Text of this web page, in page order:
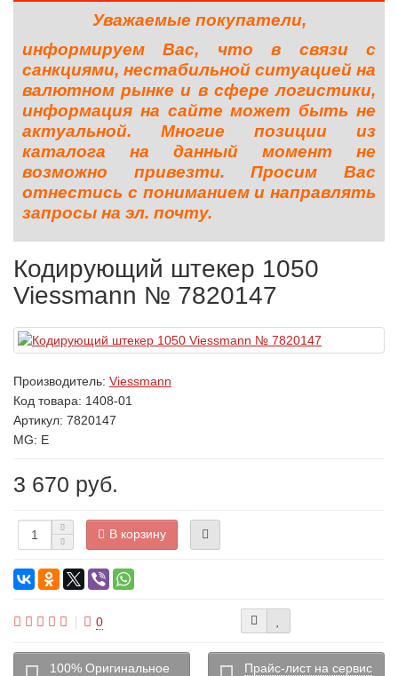
Уважаемые покупатели,
информируем Вас, что в связи с
санкциями, нестабильной ситуацией на
валютном рынке и в сфере логистики,
информация на сайте может быть не
актуальной. Многие позиции из
каталога на данный момент не
возможно привезти. Просим Вас
отнестись с пониманием и направлять
запросы на эл. почту.
Кодирующий штекер 1050
Viessmann № 7820147
Производитель: Viessmann
Код товара: 1408-01
Артикул: 7820147
MG: E
3 670 руб.
В корзину
0
100% Оригинальное
Прайс-лист на сервис